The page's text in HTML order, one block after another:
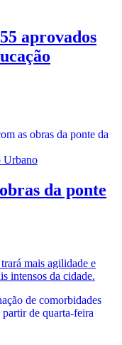
aprovados
Urbano
da ponte
mais agilidade e
intensos da cidade.